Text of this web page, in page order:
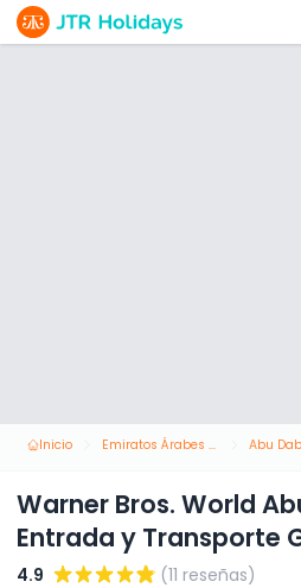
Inicio Emiratos Árabes Unidos Abu
Warner Bros. World
Entrada y Transporte
4.9
(11 reseñas)